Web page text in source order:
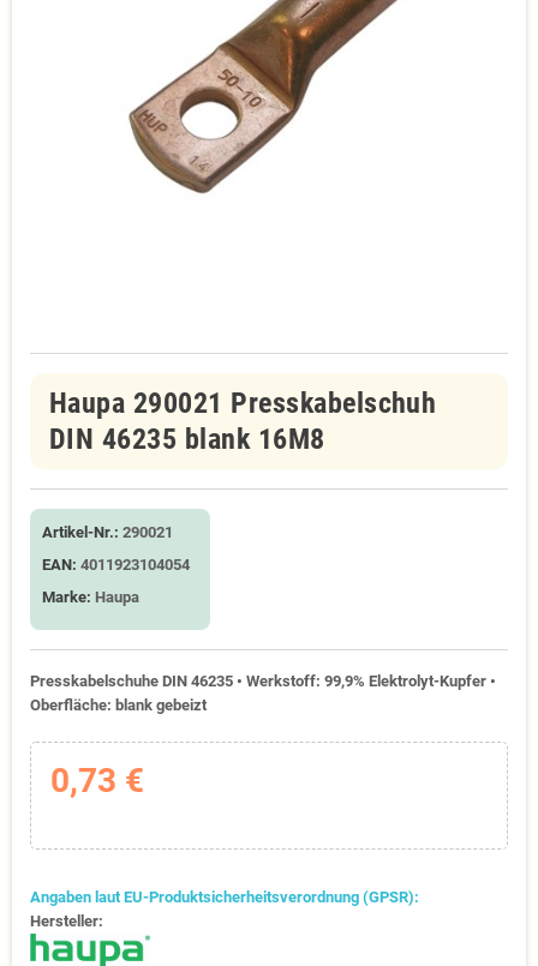
Haupa 290021 Presskabelschuh
DIN 46235 blank 16M8
Artikel-Nr.: 290021
EAN: 4011923104054
Marke: Haupa
Presskabelschuhe DIN 46235 • Werkstoff: 99,9% Elektrolyt-Kupfer •
Oberfläche: blank gebeizt
0,73 €
Angaben laut EU-Produktsicherheitsverordnung (GPSR):
Hersteller: